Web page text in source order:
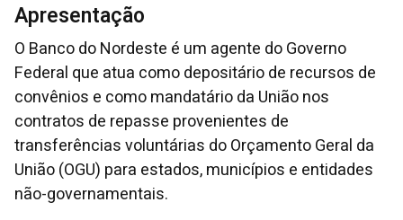
Apresentação
O Banco do Nordeste é um agente do Governo
Federal que atua como depositário de recursos de
convênios e como mandatário da União nos
contratos de repasse provenientes de
transferências voluntárias do Orçamento Geral da
União (OGU) para estados, municípios e entidades
não-governamentais.